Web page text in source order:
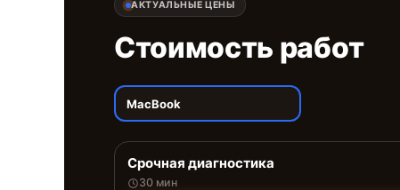
АКТУАЛЬНЫЕ ЦЕНЫ
Стоимость работ
MacBook
Срочная диагностика
30 мин